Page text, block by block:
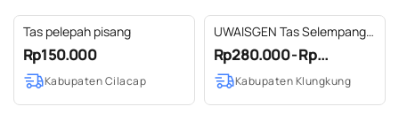
Tas pelepah pisang
Rp150.000
Kabupaten Cilacap
UWAISGEN Tas Selempang
Wanita Goni Endek Etnik Bali
Handmade Viktoria Slingbag
Rp280.000 - Rp...
Kabupaten Klungkung